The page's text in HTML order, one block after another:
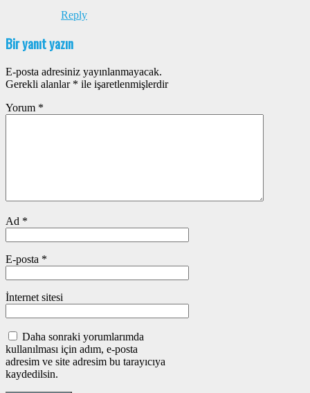
Reply
Bir yanıt yazın
E-posta adresiniz yayınlanmayacak.
Gerekli alanlar * ile işaretlenmişlerdir
Yorum *
Ad *
E-posta *
İnternet sitesi
Daha sonraki yorumlarımda
kullanılması için adım, e-posta
adresim ve site adresim bu tarayıcıya
kaydedilsin.